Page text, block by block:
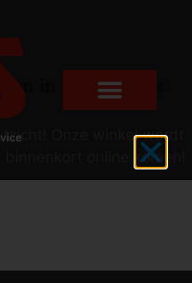
in het verschiet
Onze winkel wordt
online komen!